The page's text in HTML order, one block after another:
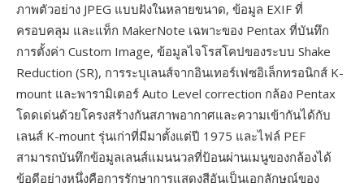
ภาพตัวอย่าง JPEG แบบฝังในหลายขนาด, ข้อมูล EXIF ที่
ครอบคลุม และแท็ก MakerNote เฉพาะของ Pentax ที่บันทึก
การตั้งค่า Custom Image, ข้อมูลไจโรสโคปของระบบ Shake
Reduction (SR), การระบุเลนส์จากอินเทอร์เฟซอิเล็กทรอนิกส์ K-
mount และพารามิเตอร์ Auto Level correction กล้อง Pentax
โดดเด่นด้วยโครงสร้างกันสภาพอากาศและความเข้ากันได้กับ
เลนส์ K-mount รุ่นเก่าที่มีมาตั้งแต่ปี 1975 และไฟล์ PEF
สามารถบันทึกข้อมูลเลนส์แมนนวลที่ป้อนผ่านเมนูของกล้องได้
ข้อดีอย่างหนึ่งคือการรักษาการแสดงสีอันเป็นเอกลักษณ์ของ